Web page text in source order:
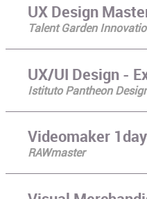
UX Design
Talent Garden
UX/UI Design -
Istituto Pantheon
Videomaker 1day
RAWmaster